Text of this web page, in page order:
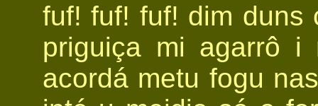
fuf! fuf! fuf! dim duns
priguiça mi agarrô i
acordá metu fogu